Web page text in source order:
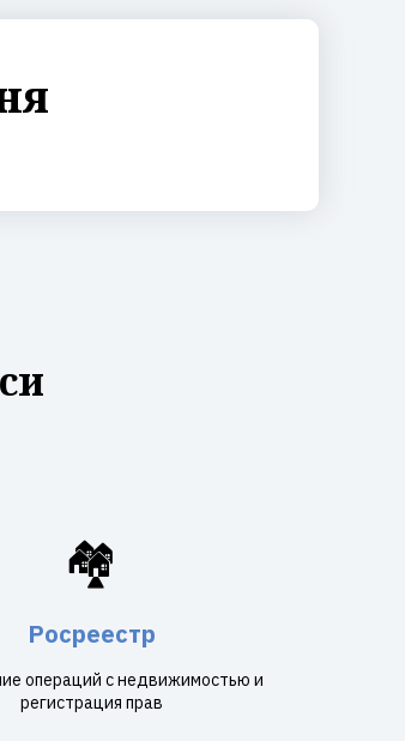
🏘️
Росреестр
операций с недвижимостью и
регистрация прав